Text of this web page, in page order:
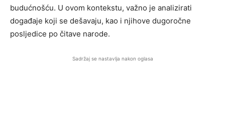
budućnošću. U ovom kontekstu, važno je analizirati
događaje koji se dešavaju, kao i njihove dugoročne
posljedice po čitave narode.
Sadržaj se nastavlja nakon oglasa